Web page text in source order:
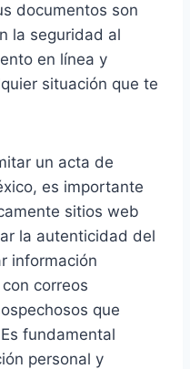
documentos son
la seguridad al
en línea y
situación que te
un acta de
es importante
sitios web
la autenticidad del
información
correos
que
fundamental
personal y